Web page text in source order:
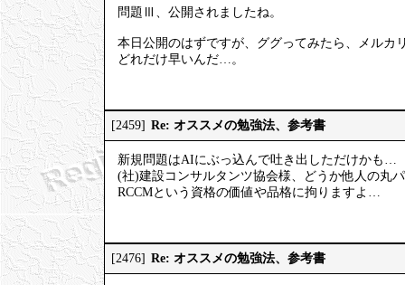
問題Ⅲ、公開されましたね。
本日公開のはずですが、ググってみたら、メルカ
どれだけ早いんだ…。
[2459] Re: オススメの勉強法、参考書
新規問題はAIにぶっ込んで吐き出しただけかも…
(社)建設コンサルタンツ協会様、どうか他人の丸
RCCMという資格の価値や品格に拘りますよ…
[2476] Re: オススメの勉強法、参考書